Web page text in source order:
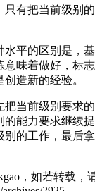
只有把当前级别
水平的区别是，
意味着做好，标
造新的经验。
把当前级别要求
的能力要求继续
别的工作，最后
，如若转载，